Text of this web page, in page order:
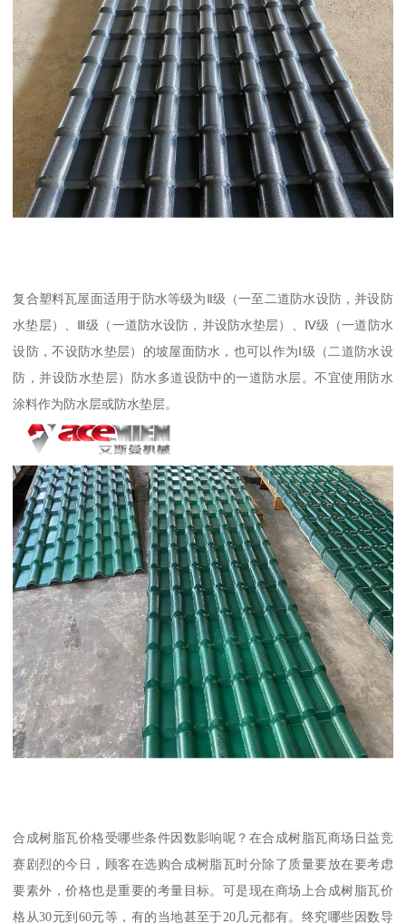
复合塑料瓦屋面适用于防水等级为Ⅱ级（一至二道防水设防，并设防
水垫层）、Ⅲ级（一道防水设防，并设防水垫层）、Ⅳ级（一道防水
设防，不设防水垫层）的坡屋面防水，也可以作为Ⅰ级（二道防水设
防，并设防水垫层）防水多道设防中的一道防水层。不宜使用防水
涂料作为防水层或防水垫层。
合成树脂瓦价格受哪些条件因数影响呢？在合成树脂瓦商场日益竞
赛剧烈的今日，顾客在选购合成树脂瓦时分除了质量要放在要考虑
要素外，价格也是重要的考量目标。可是现在商场上合成树脂瓦价
格从30元到60元等，有的当地甚至于20几元都有。终究哪些因数导